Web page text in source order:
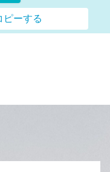
ピーする